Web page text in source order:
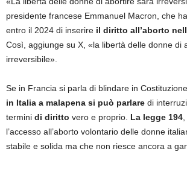
presidente francese Emmanuel Macron, che
entro il 2024 di inserire il diritto all’aborto
Così, aggiunge su X, «la libertà delle donne di
irreversibile».
Se in Francia si parla di blindare in
in Italia a malapena si può parlare di
termini di diritto vero e proprio. La legge 194
l’accesso all’aborto volontario delle donne
stabile e solida ma che non riesce ancora a